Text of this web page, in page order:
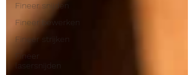
Fineer snijden
Fineer bewerken
Fineer strijken
Fineer
lasersnijden